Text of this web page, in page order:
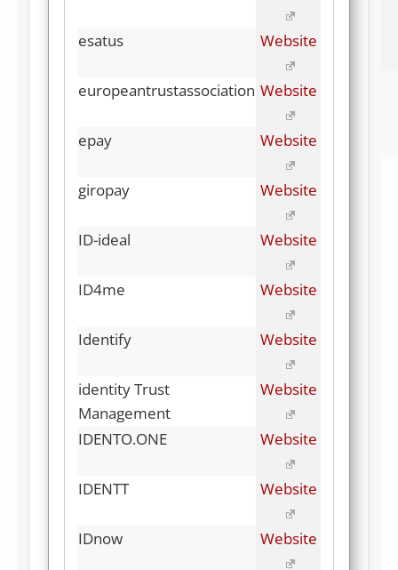
esatus Website
europeantrustassociation Website
epay Website
giropay Website
ID-ideal Website
ID4me Website
Identify Website
identity Trust
Management
Website
IDENTO.ONE Website
IDENTT Website
IDnow Website